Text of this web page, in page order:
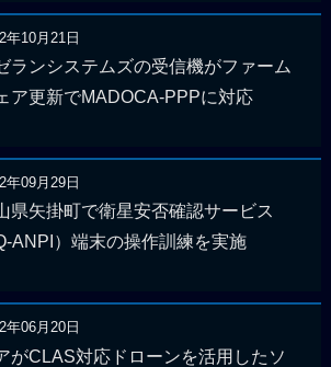
年10月21日
ランシステムズの受信機がファーム
ア更新でMADOCA-PPPに対応
年09月29日
県矢掛町で衛星安否確認サービス
ANPI）端末の操作訓練を実施
年06月20日
がCLAS対応ドローンを活用したソ